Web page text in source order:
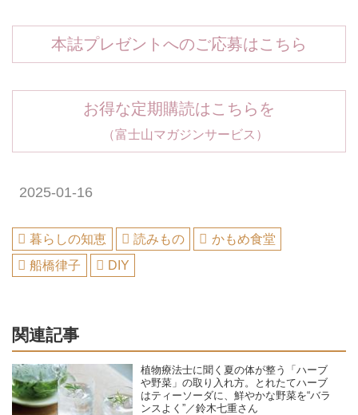
本誌プレゼントへのご応募はこちら
お得な定期購読はこちらを
（富士山マガジンサービス）
2025-01-16
暮らしの知恵 読みもの
かもめ食堂
船橋律子
DIY
関連記事
植物療法士に聞く夏の体が整う「ハーブ
や野菜」の取り入れ方。とれたてハーブ
はティーソーダに、鮮やかな野菜を“バラ
ンスよく”／鈴木七重さん